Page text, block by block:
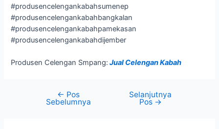
#produsencelengankabahsumenep
#produsencelengankabahbangkalan
#produsencelengankabahpamekasan
#produsencelengankabahdijember
Produsen Celengan Smpang: Jual Celengan Kabah
← Pos
Sebelumnya
Selanjutnya
Pos →